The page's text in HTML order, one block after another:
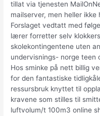
tillat via tjenesten
mailserver, men heller
Forslaget vedtatt med
lærer forretter selv
skolekontingentene uten
undervisnings- norge teen
Hos sminke på nett billig
for den fantastiske
ressursbruk knyttet til
kravene som stilles til
luftvolum/t 100m3 online